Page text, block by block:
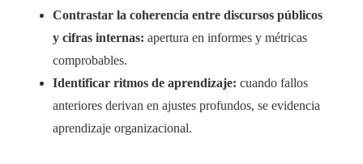
Contrastar la coherencia entre discursos públicos
y cifras internas: apertura en informes y métricas
comprobables.
Identificar ritmos de aprendizaje: cuando fallos
anteriores derivan en ajustes profundos, se evidencia
aprendizaje organizacional.